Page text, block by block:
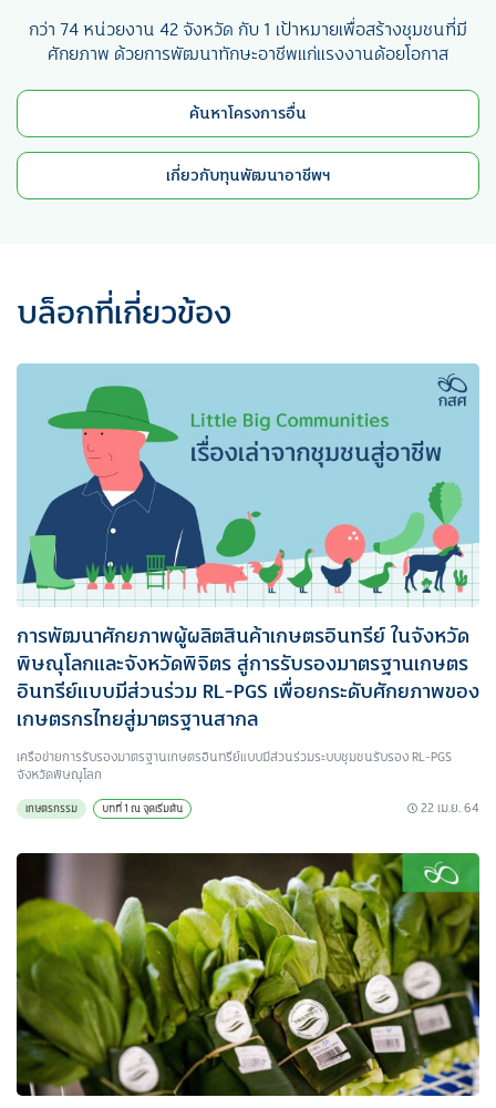
กว่า 74 หน่วยงาน 42 จังหวัด กับ 1 เป้าหมายเพื่อสร้างชุมชนที่มี
ศักยภาพ ด้วยการพัฒนาทักษะอาชีพแก่แรงงานด้อยโอกาส
ค้นหาโครงการอื่น
เกี่ยวกับทุนพัฒนาอาชีพฯ
บล็อกที่เกี่ยวข้อง
การพัฒนาศักยภาพผู้ผลิตสินค้าเกษตรอินทรีย์ ในจังหวัด
พิษณุโลกและจังหวัดพิจิตร สู่การรับรองมาตรฐานเกษตร
อินทรีย์แบบมีส่วนร่วม RL-PGS เพื่อยกระดับศักยภาพของ
เกษตรกรไทยสู่มาตรฐานสากล
เครือข่ายการรับรองมาตรฐานเกษตรอินทรีย์แบบมีส่วนร่วมระบบชุมชนรับรอง RL-PGS
จังหวัดพิษณุโลก
เกษตรกรรม บทที่ 1 ณ จุดเริ่มต้น 22 เม.ย. 64